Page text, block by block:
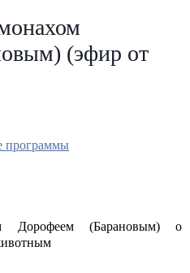
(эфир от
программы
Дорофеем (Барановым) о